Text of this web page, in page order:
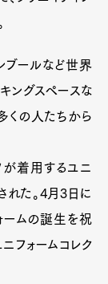
ブールなど世界
ングスペースな
くの人たちから
が着用するユニ
れた。4月3日に
ームの誕生を祝
フォームコレク